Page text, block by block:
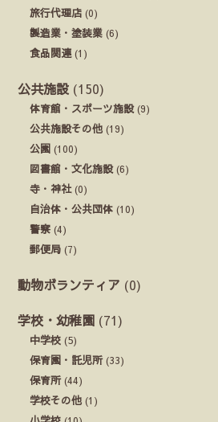
旅行代理店 (0)
製造業・塗装業 (6)
食品関連 (1)
公共施設 (150)
体育館・スポーツ施設(9)
公共施設その他 (19)
公園 (100)
図書館・文化施設(6)
寺・神社(0)
自治体・公共団体 (10)
警察 (4)
郵便局 (7)
動物ボランティア (0)
学校・幼稚園 (71)
中学校 (5)
保育園・託児所(33)
保育所(44)
学校その他 (1)